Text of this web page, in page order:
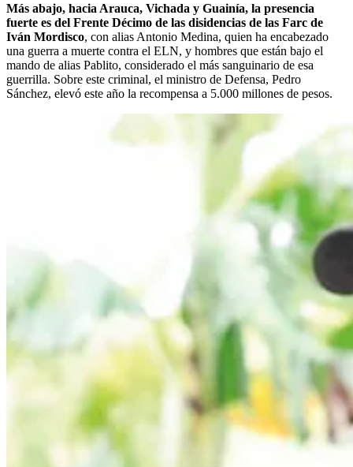
Más abajo, hacia Arauca, Vichada y Guainía, la presencia
fuerte es del Frente Décimo de las disidencias de las Farc de
Iván Mordisco, con alias Antonio Medina, quien ha encabezado
una guerra a muerte contra el ELN, y hombres que están bajo el
mando de alias Pablito, considerado el más sanguinario de esa
guerrilla. Sobre este criminal, el ministro de Defensa, Pedro
Sánchez, elevó este año la recompensa a 5.000 millones de pesos.